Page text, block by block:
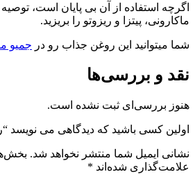
اگرچه استفاده از آن بی پایان است،
ماکارونی، پیتزا و ریزوتو را بریزید.
شما میتوانید این روغن جذاب رو در جمیو
نقد و بررسی‌ها
هنوز بررسی‌ای ثبت نشده است.
اولین کسی باشید که دیدگاهی می نویسد
نشانی ایمیل شما منتشر نخواهد شد.
علامت‌گذاری شده‌اند *